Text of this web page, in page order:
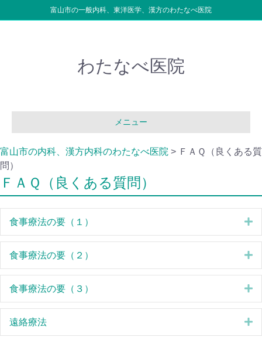
富山市の一般内科、東洋医学、漢方のわたなべ医院
わたなべ医院
メニュー
富山市の内科、漢方内科のわたなべ医院 > ＦＡＱ（良くある質
問）
ＦＡＱ（良くある質問）
食事療法の要（１）
食事療法の要（２）
食事療法の要（３）
遠絡療法